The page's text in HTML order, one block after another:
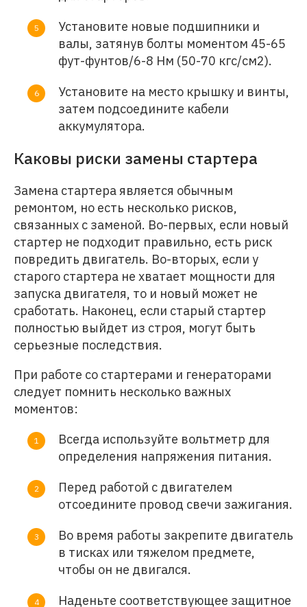
Установите новые подшипники и
валы, затянув болты моментом 45-65
фут-фунтов/6-8 Нм (50-70 кгс/см2).
Установите на место крышку и винты,
затем подсоедините кабели
аккумулятора.
Каковы риски замены стартера
Замена стартера является обычным
ремонтом, но есть несколько рисков,
связанных с заменой. Во-первых, если новый
стартер не подходит правильно, есть риск
повредить двигатель. Во-вторых, если у
старого стартера не хватает мощности для
запуска двигателя, то и новый может не
сработать. Наконец, если старый стартер
полностью выйдет из строя, могут быть
серьезные последствия.
При работе со стартерами и генераторами
следует помнить несколько важных
моментов:
Всегда используйте вольтметр для
определения напряжения питания.
Перед работой с двигателем
отсоедините провод свечи зажигания.
Во время работы закрепите двигатель
в тисках или тяжелом предмете,
чтобы он не двигался.
Наденьте соответствующее защитное